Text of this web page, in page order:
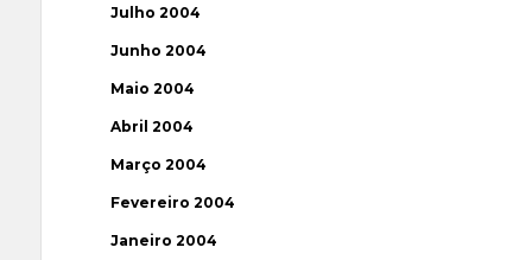
Julho 2004
Junho 2004
Maio 2004
Abril 2004
Março 2004
Fevereiro 2004
Janeiro 2004